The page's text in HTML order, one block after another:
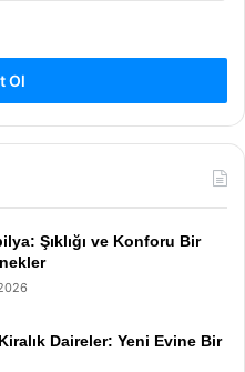
Ol
Şıklığı ve Konforu Bir
Daireler: Yeni Evine Bir